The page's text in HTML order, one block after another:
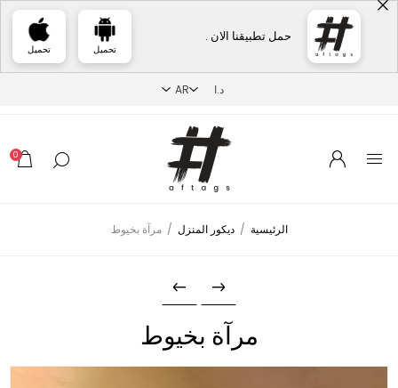
حمل تطبيقنا الان .
تحميل تحميل
0
الرئيسية / ديكور المنزل / مرآة بخيوط
مرآة بخيوط